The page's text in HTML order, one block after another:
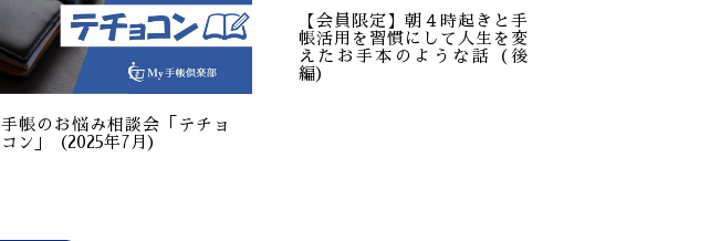
手帳のお悩み相談会「テチョ
コン」（2025年7月）
【会員限定】朝４時起きと手
帳活用を習慣にして人生を変
えたお手本のような話（後
編）